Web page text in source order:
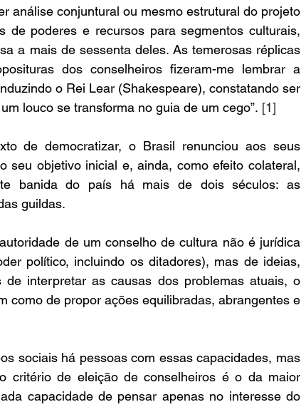
análise conjuntural ou mesmo estrutural do projeto
de poderes e recursos para segmentos culturais,
a mais de sessenta deles. As temerosas réplicas
dos conselheiros fizeram-me lembrar a
o Rei Lear (Shakespeare), constatando ser
louco se transforma no guia de um cego”. [1]
de democratizar, o Brasil renunciou aos seus
seu objetivo inicial e, ainda, como efeito colateral,
banida do país há mais de dois séculos: as
guildas.
de um conselho de cultura não é jurídica
político, incluindo os ditadores), mas de ideias,
de interpretar as causas dos problemas atuais, o
como de propor ações equilibradas, abrangentes e
sociais há pessoas com essas capacidades, mas
critério de eleição de conselheiros é o da maior
capacidade de pensar apenas no interesse do